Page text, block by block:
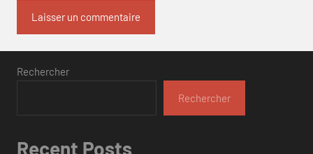
Rechercher
Rechercher
Recent Posts